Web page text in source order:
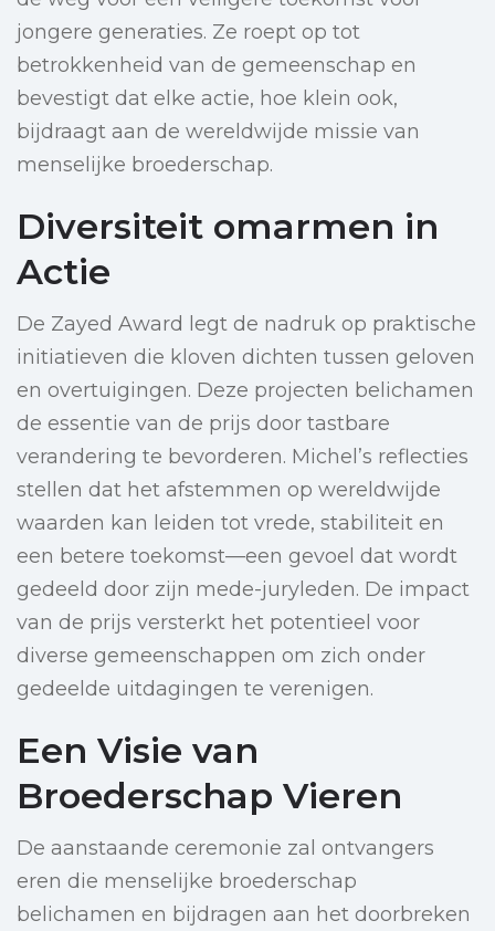
jongere generaties. Ze roept op tot
betrokkenheid van de gemeenschap en
bevestigt dat elke actie, hoe klein ook,
bijdraagt aan de wereldwijde missie van
menselijke broederschap.
Diversiteit omarmen in
Actie
De Zayed Award legt de nadruk op praktische
initiatieven die kloven dichten tussen geloven
en overtuigingen. Deze projecten belichamen
de essentie van de prijs door tastbare
verandering te bevorderen. Michel’s reflecties
stellen dat het afstemmen op wereldwijde
waarden kan leiden tot vrede, stabiliteit en
een betere toekomst—een gevoel dat wordt
gedeeld door zijn mede-juryleden. De impact
van de prijs versterkt het potentieel voor
diverse gemeenschappen om zich onder
gedeelde uitdagingen te verenigen.
Een Visie van
Broederschap Vieren
De aanstaande ceremonie zal ontvangers
eren die menselijke broederschap
belichamen en bijdragen aan het doorbreken